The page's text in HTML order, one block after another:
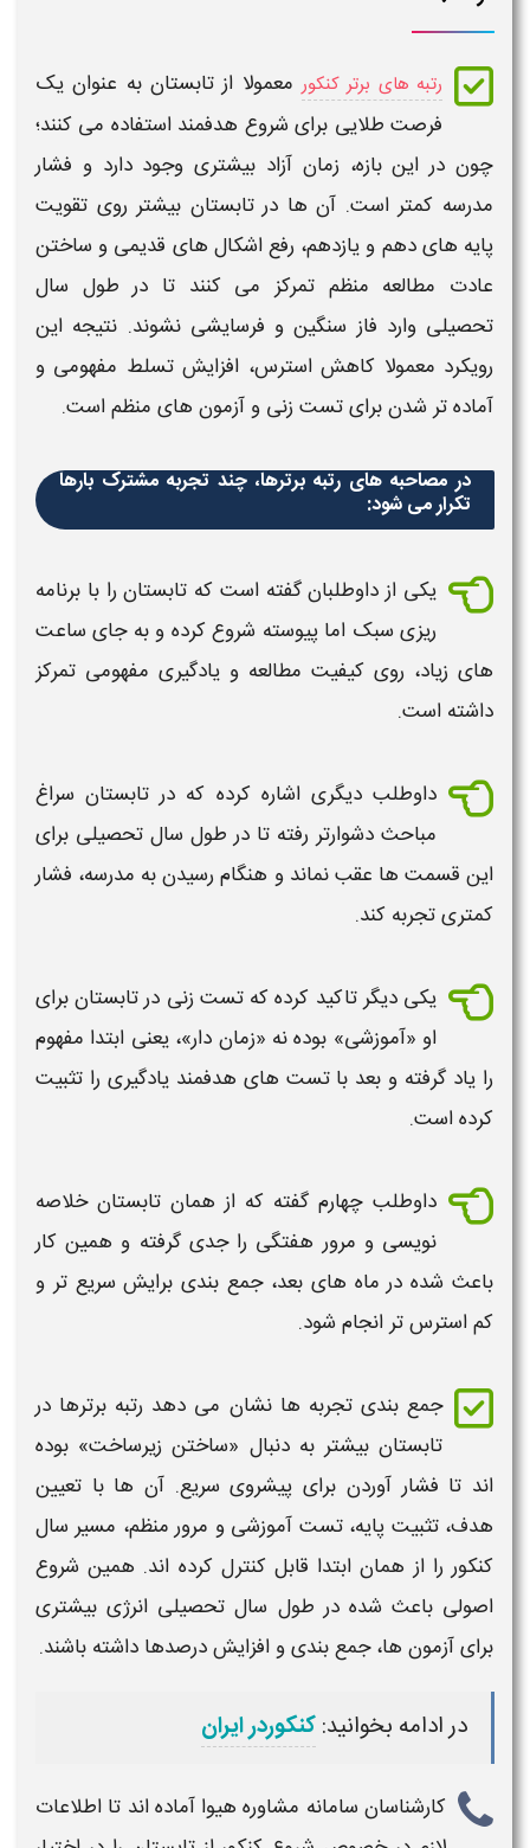
رتبه های برتر کنکور معمولا از تابستانبه عنوان یک
فرصت طلایی برای شروع هدفمند استفاده می کنند؛
چون در این بازه، زمان آزاد بیشتری وجود دارد و فشار
مدرسه کمتر است. آن ها درتابستان بیشتر روی تقویت
پایه های دهم و یازدهم، رفع اشکال های قدیمی و ساختن
عادت مطالعه منظم تمرکز می کنند تا در طول سال
تحصیلی وارد فاز سنگین و فرسایشی نشوند. نتیجه این
رویکرد معمولا کاهش استرس، افزایش تسلط مفهومی و
آماده تر شدن برای تست زنی و آزمون های منظم است.
در مصاحبه های رتبه برترها، چند تجربه مشترک بارها
تکرار می شود:
یکی از داوطلبان گفته است که تابستان را با برنامه
ریزی سبک اما پیوسته شروع کرده و به جای ساعت
های زیاد، روی کیفیت مطالعه و یادگیری مفهومی تمرکز
داشته است.
داوطلب دیگری اشاره کرده که در تابستان سراغ
مباحث دشوارتر رفته تا در طول سال تحصیلی برای
این قسمت ها عقب نماند و هنگام رسیدن به مدرسه، فشار
کمتری تجربه کند.
یکی دیگر تاکید کرده که تست زنی درتابستانبرای
او «آموزشی» بوده نه «زمان دار»، یعنی ابتدا مفهوم
را یاد گرفته و بعد با تست های هدفمند یادگیری را تثبیت
کرده است.
داوطلب چهارم گفته که از همان تابستان خلاصه
نویسی و مرور هفتگی را جدی گرفته و همین کار
باعث شده در ماه های بعد، جمع بندی برایش سریع تر و
کم استرس تر انجام شود.
جمع بندی تجربه ها نشان می دهد رتبه برترها در
تابستانبیشتر به دنبال «ساختن زیرساخت» بوده
اند تا فشار آوردن برای پیشروی سریع. آن ها با تعیین
هدف، تثبیت پایه، تست آموزشی و مرور منظم، مسیر سال
کنکور را از همان ابتدا قابل کنترل کرده اند. همین شروع
اصولی باعث شده در طول سال تحصیلی انرژی بیشتری
برای آزمون ها، جمع بندی و افزایش درصدها داشته باشند.
در ادامه بخوانید:کنکوردر ایران
کارشناسان سامانه مشاوره هیوا آماده اند تا اطلاعات